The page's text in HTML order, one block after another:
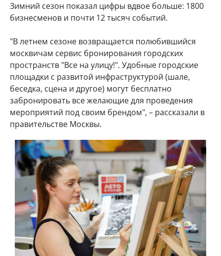
Зимний сезон показал цифры вдвое больше: 1800
бизнесменов и почти 12 тысяч событий.
"В летнем сезоне возвращается полюбившийся
москвичам сервис бронирования городских
пространств "Все на улицу!". Удобные городские
площадки с развитой инфраструктурой (шале,
беседка, сцена и другое) могут бесплатно
забронировать все желающие для проведения
мероприятий под своим брендом", – рассказали в
правительстве Москвы.